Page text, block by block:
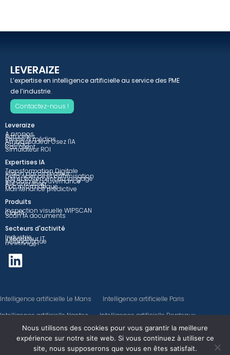
LEVERAIZE
L’expertise en intelligence artificielle au service des PME
de l’industrie.
Contactez-nous !
Leveraize
A propos
Actualités
Presse & médias
Ambassadeur Osez l'IA
Contact
Cas client
Simulateur ROI
Expertises IA
Transformation Digitale
Vision par ordinateur
Data science et optimisation
LLM et traitement du langage
Big data et gouvernance
AI Consulting
Poc informatique
Maintenance prédictive
Produits
Inspection visuelle WIPSCAN
ClairIA
Scan IA documents
Secteurs d'activité
Industrie
Intégrateur IT
Aéronautique
Logistique
Intelligence artificielle Le Mans
Intelligence artificielle Paris
Intelligence artificielle Nantes
Intelligence artificielle Bordeaux
Intelligence artificielle Rennes
©LEVERAIZE SAS, Tout droit réservé
Nous utilisons des cookies pour vous garantir la meilleure
expérience sur notre site web. Si vous continuez à utiliser ce
site, nous supposerons que vous en êtes satisfait.